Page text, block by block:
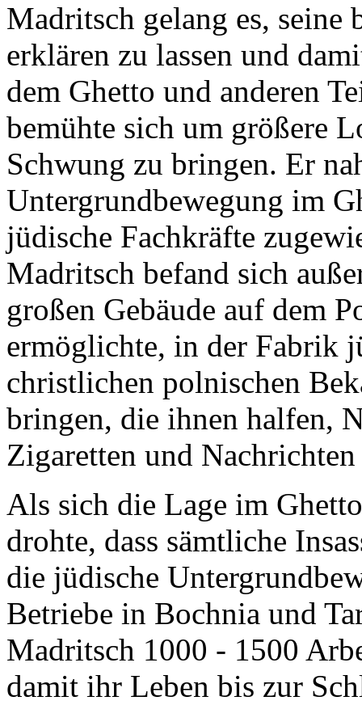
Madritsch gelang es,
erklären zu lassen und
dem Ghetto und anderen
bemühte sich um größere
Schwung zu bringen. Er
Untergrundbewegung im
jüdische Fachkräfte
Madritsch befand sich
großen Gebäude auf dem
ermöglichte, in der Fabrik
christlichen polnischen
bringen, die ihnen halfen,
Zigaretten und
Als sich die Lage im
drohte, dass sämtliche
die jüdische
Betriebe in Bochnia und
Madritsch 1000 - 1500
damit ihr Leben bis zur